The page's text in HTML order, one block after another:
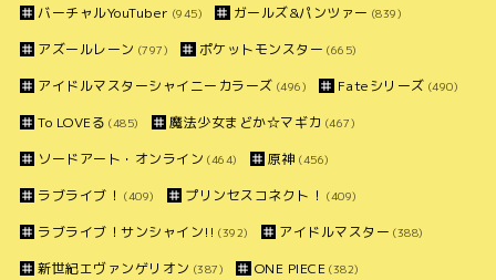
バーチャルYouTuber (945) ガールズ&パンツァー (839)
アズールレーン (797) ポケットモンスター (665)
アイドルマスターシャイニーカラーズ (496) Fateシリーズ (490)
To LOVEる (485) 魔法少女まどか☆マギカ (467)
ソードアート・オンライン (464) 原神 (456)
ラブライブ！ (409) プリンセスコネクト！ (409)
ラブライブ！サンシャイン!! (392) アイドルマスター (388)
新世紀エヴァンゲリオン (387) ONE PIECE (382)